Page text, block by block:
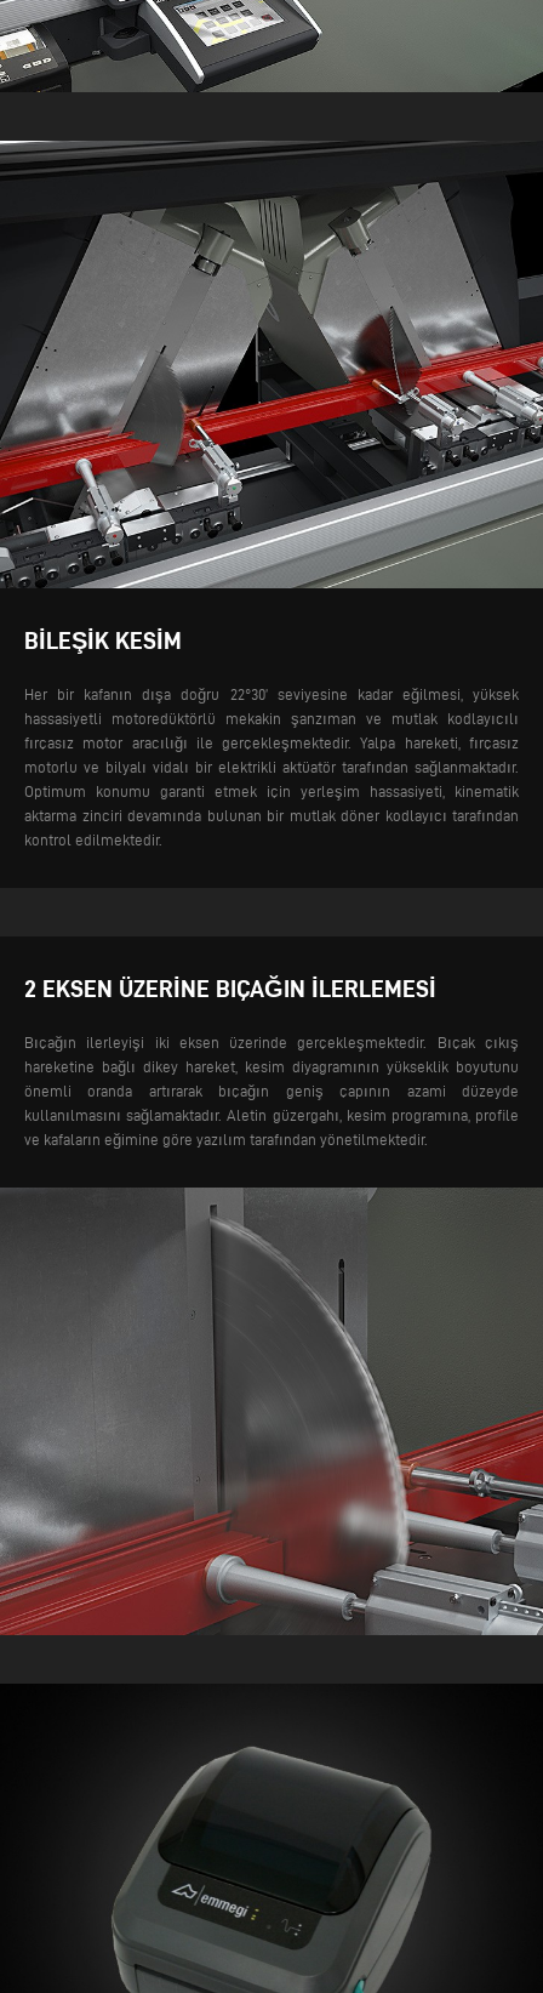
BILEŞIK KESIM
Her bir kafanın dışa doğru 22°30’ seviyesine kadar eğilmesi, yüksek
hassasiyetli motoredüktörlü mekakin şanzıman ve mutlak kodlayıcılı
fırçasız motor aracılığı ile gerçekleşmektedir. Yalpa hareketi, fırçasız
motorlu ve bilyalı vidalı bir elektrikli aktüatör tarafından sağlanmaktadır.
Optimum konumu garanti etmek için yerleşim hassasiyeti, kinematik
aktarma zinciri devamında bulunan bir mutlak döner kodlayıcı tarafından
kontrol edilmektedir.
2 EKSEN ÜZERINE BIÇAĞIN ILERLEMESI
Bıçağın ilerleyişi iki eksen üzerinde gerçekleşmektedir. Bıçak çıkış
hareketine bağlı dikey hareket, kesim diyagramının yükseklik boyutunu
önemli oranda artırarak bıçağın geniş çapının azami düzeyde
kullanılmasını sağlamaktadır. Aletin güzergahı, kesim programına, profile
ve kafaların eğimine göre yazılım tarafından yönetilmektedir.